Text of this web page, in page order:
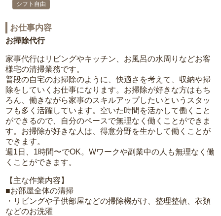
シフト自由
お仕事内容
お掃除代行
家事代行はリビングやキッチン、お風呂の水周りなどお客
様宅の清掃業務です。
普段の自宅のお掃除のように、快適さを考えて、収納や掃
除をしていくお仕事になります。お掃除が好きな方はもち
ろん、働きながら家事のスキルアップしたいというスタッ
フも多く活躍しています。空いた時間を活かして働くこと
ができるので、自分のペースで無理なく働くことができま
す。お掃除が好きな人は、得意分野を生かして働くことが
できます。
週1日、1時間〜でOK。Wワークや副業中の人も無理なく働
くことができます。
【主な作業内容】
■お部屋全体の清掃
・リビングや子供部屋などの掃除機がけ、整理整頓、衣類
などのお洗濯